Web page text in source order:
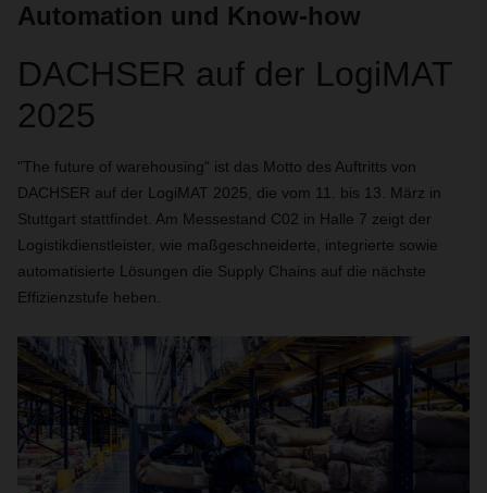
Automation und Know-how
DACHSER auf der LogiMAT
2025
"The future of warehousing“ ist das Motto des Auftritts von
DACHSER auf der LogiMAT 2025, die vom 11. bis 13. März in
Stuttgart stattfindet. Am Messestand C02 in Halle 7 zeigt der
Logistikdienstleister, wie maßgeschneiderte, integrierte sowie
automatisierte Lösungen die Supply Chains auf die nächste
Effizienzstufe heben.